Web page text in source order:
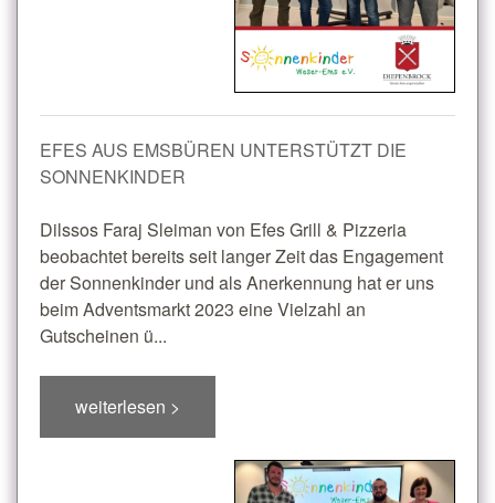
EFES AUS EMSBÜREN UNTERSTÜTZT DIE
SONNENKINDER
Dilssos Faraj Sleiman von Efes Grill & Pizzeria
beobachtet bereits seit langer Zeit das Engagement
der Sonnenkinder und als Anerkennung hat er uns
beim Adventsmarkt 2023 eine Vielzahl an
Gutscheinen ü...
weiterlesen >